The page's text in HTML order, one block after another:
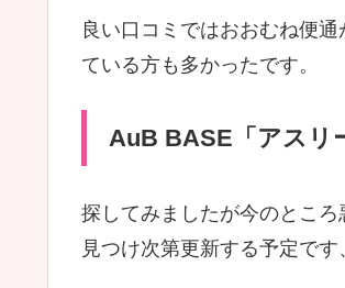
良い口コミではおおむね便
ている方も多かったです。
AuB BASE「アスリ
探してみましたが今のところ
見つけ次第更新する予定です